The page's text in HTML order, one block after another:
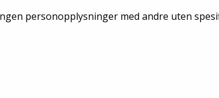
personopplysninger med andre uten